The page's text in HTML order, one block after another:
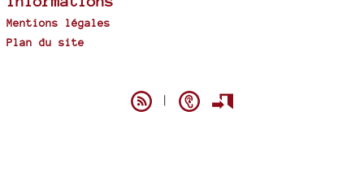
Mentions légales
Plan du site
|